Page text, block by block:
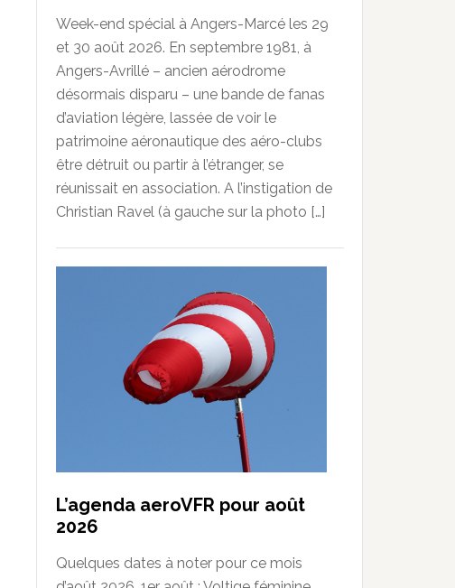
Week-end spécial à Angers-Marcé les 29
et 30 août 2026. En septembre 1981, à
Angers-Avrillé – ancien aérodrome
désormais disparu – une bande de fanas
d’aviation légère, lassée de voir le
patrimoine aéronautique des aéro-clubs
être détruit ou partir à l’étranger, se
réunissait en association. A l’instigation de
Christian Ravel (à gauche sur la photo […]
L’agenda aeroVFR pour août
2026
Quelques dates à noter pour ce mois